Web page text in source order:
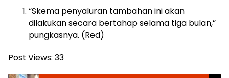
“Skema penyaluran tambahan ini akan
dilakukan secara bertahap selama tiga bulan,”
pungkasnya. (Red)
Post Views: 33